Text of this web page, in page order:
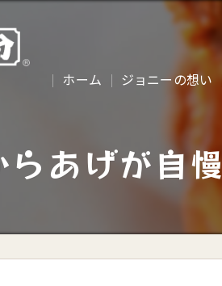
ホーム ジョニーの想い
らあげが自